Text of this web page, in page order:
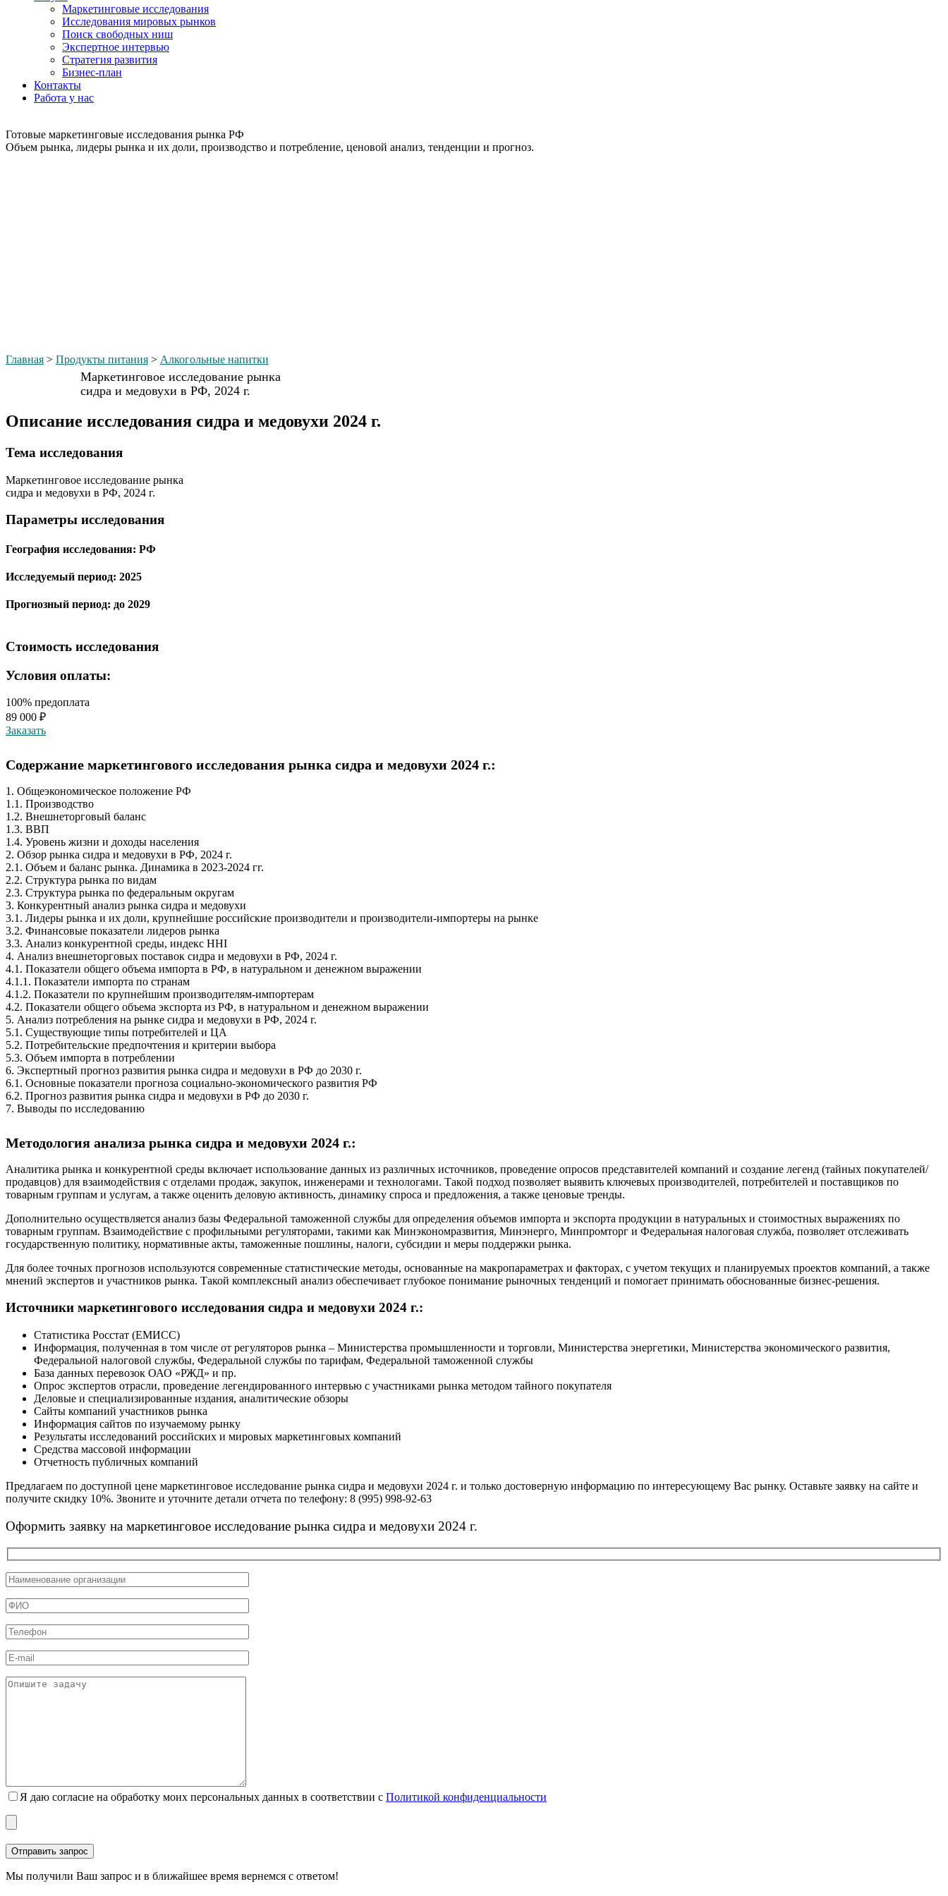
Маркетинговые исследования
Исследования мировых рынков
Поиск свободных ниш
Экспертное интервью
Стратегия развития
Бизнес-план
Контакты
Работа у нас
Готовые маркетинговые исследования рынка РФ
Объем рынка, лидеры рынка и их доли, производство и потребление, ценовой анализ, тенденции и прогноз.
Главная > Продукты питания > Алкогольные напитки
Маркетинговое исследование рынка
сидра и медовухи в РФ, 2024 г.
Описание исследования сидра и медовухи 2024 г.
Тема иcследования
Маркетинговое исследование рынка
сидра и медовухи в РФ, 2024 г.
Параметры исследования
География исследования: РФ
Исследуемый период: 2025
Прогнозный период: до 2029
Стоимость исследования
Условия оплаты:
100% предоплата
89 000 ₽
Заказать
Содержание маркетингового исследования рынка сидра и медовухи 2024 г.:
1. Общеэкономическое положение РФ
1.1. Производство
1.2. Внешнеторговый баланс
1.3. ВВП
1.4. Уровень жизни и доходы населения
2. Обзор рынка сидра и медовухи в РФ, 2024 г.
2.1. Объем и баланс рынка. Динамика в 2023-2024 гг.
2.2. Структура рынка по видам
2.3. Структура рынка по федеральным округам
3. Конкурентный анализ рынка сидра и медовухи
3.1. Лидеры рынка и их доли, крупнейшие российские производители и производители-импортеры на рынке
3.2. Финансовые показатели лидеров рынка
3.3. Анализ конкурентной среды, индекс HHI
4. Анализ внешнеторговых поставок сидра и медовухи в РФ, 2024 г.
4.1. Показатели общего объема импорта в РФ, в натуральном и денежном выражении
4.1.1. Показатели импорта по странам
4.1.2. Показатели по крупнейшим производителям-импортерам
4.2. Показатели общего объема экспорта из РФ, в натуральном и денежном выражении
5. Анализ потребления на рынке сидра и медовухи в РФ, 2024 г.
5.1. Существующие типы потребителей и ЦА
5.2. Потребительские предпочтения и критерии выбора
5.3. Объем импорта в потреблении
6. Экспертный прогноз развития рынка сидра и медовухи в РФ до 2030 г.
6.1. Основные показатели прогноза социально-экономического развития РФ
6.2. Прогноз развития рынка сидра и медовухи в РФ до 2030 г.
7. Выводы по исследованию
Методология анализа рынка сидра и медовухи 2024 г.:
Аналитика рынка и конкурентной среды включает использование данных из различных источников, проведение опросов представителей компаний и создание легенд (тайных покупателей/
продавцов) для взаимодействия с отделами продаж, закупок, инженерами и технологами. Такой подход позволяет выявить ключевых производителей, потребителей и поставщиков по
товарным группам и услугам, а также оценить деловую активность, динамику спроса и предложения, а также ценовые тренды.
Дополнительно осуществляется анализ базы Федеральной таможенной службы для определения объемов импорта и экспорта продукции в натуральных и стоимостных выражениях по
товарным группам. Взаимодействие с профильными регуляторами, такими как Минэкономразвития, Минэнерго, Минпромторг и Федеральная налоговая служба, позволяет отслеживать
государственную политику, нормативные акты, таможенные пошлины, налоги, субсидии и меры поддержки рынка.
Для более точных прогнозов используются современные статистические методы, основанные на макропараметрах и факторах, с учетом текущих и планируемых проектов компаний, а также
мнений экспертов и участников рынка. Такой комплексный анализ обеспечивает глубокое понимание рыночных тенденций и помогает принимать обоснованные бизнес-решения.
Источники маркетингового исследования сидра и медовухи 2024 г.:
Статистика Росстат (ЕМИСС)
Информация, полученная в том числе от регуляторов рынка – Министерства промышленности и торговли, Министерства энергетики, Министерства экономического развития,
Федеральной налоговой службы, Федеральной службы по тарифам, Федеральной таможенной службы
База данных перевозок ОАО «РЖД» и пр.
Опрос экспертов отрасли, проведение легендированного интервью с участниками рынка методом тайного покупателя
Деловые и специализированные издания, аналитические обзоры
Сайты компаний участников рынка
Информация сайтов по изучаемому рынку
Результаты исследований российских и мировых маркетинговых компаний
Средства массовой информации
Отчетность публичных компаний
Предлагаем по доступной цене маркетинговое исследование рынка сидра и медовухи 2024 г. и только достоверную информацию по интересующему Вас рынку. Оставьте заявку на сайте и
получите скидку 10%. Звоните и уточните детали отчета по телефону: 8 (995) 998-92-63
Оформить заявку на маркетинговое исследование рынка сидра и медовухи 2024 г.
Я даю согласие на обработку моих персональных данных в соответствии с Политикой конфиденциальности
Мы получили Ваш запрос и в ближайшее время вернемся с ответом!